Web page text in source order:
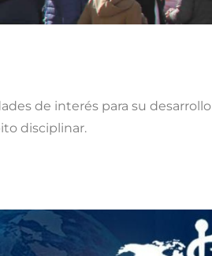
de interés para su desarrollo
disciplinar.